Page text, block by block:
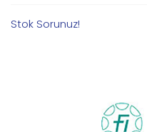
Stok Sorunuz!